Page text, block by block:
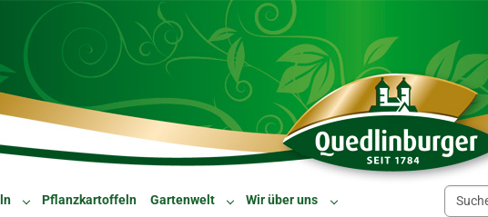
Submenu for "Blumenzwiebeln"
Pflanzkartoffeln Gartenwelt Submenu for "Gartenwelt"
Wir über uns Submenu for "Wir über uns"